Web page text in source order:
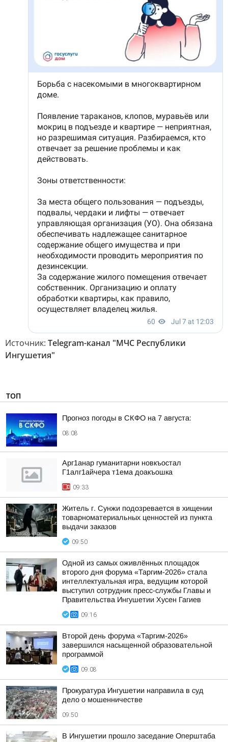
Источник: Telegram-канал "МЧС Республики
Ингушетия"
ТОП
Прогноз погоды в СКФО на 7 августа:
08:08
Арг1анар гуманитарни новкъостал
Г1алг1айчера т1ема доакъошка
09:33
Житель г. Сунжи подозревается в хищении
товарноматериальных ценностей из пункта
выдачи заказов
09:50
Одной из самых оживлённых площадок
второго дня форума «Таргим-2026» стала
интеллектуальная игра, ведущим которой
выступил сотрудник пресс-службы Главы и
Правительства Ингушетии Хусен Гагиев
09:16
Второй день форума «Таргим-2026»
завершился насыщенной образовательной
программой
09:08
Прокуратура Ингушетии направила в суд
дело о мошенничестве
09:50
В Ингушетии прошло заседание Оперштаба